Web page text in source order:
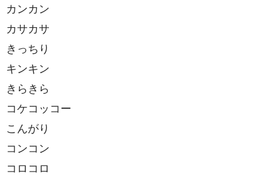
カンカン
カサカサ
きっちり
キンキン
きらきら
コケコッコー
こんがり
コンコン
コロコロ